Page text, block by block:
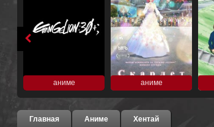
аниме аниме
Главная Аниме Хентай